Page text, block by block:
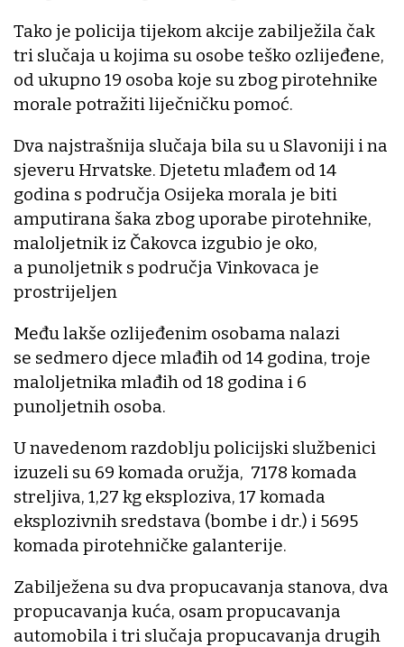
Tako je policija tijekom akcije zabilježila čak
tri slučaja u kojima su osobe teško ozlijeđene,
od ukupno 19 osoba koje su zbog pirotehnike
morale potražiti liječničku pomoć.
Dva najstrašnija slučaja bila su u Slavoniji i na
sjeveru Hrvatske. Djetetu mlađem od 14
godina s područja Osijeka morala je biti
amputirana šaka zbog uporabe pirotehnike,
maloljetnik iz Čakovca izgubio je oko,
a punoljetnik s područja Vinkovaca je
prostrijeljen
Među lakše ozlijeđenim osobama nalazi
se sedmero djece mlađih od 14 godina, troje
maloljetnika mlađih od 18 godina i 6
punoljetnih osoba.
U navedenom razdoblju policijski službenici
izuzeli su 69 komada oružja, 7178 komada
streljiva, 1,27 kg eksploziva, 17 komada
eksplozivnih sredstava (bombe i dr.) i 5695
komada pirotehničke galanterije.
Zabilježena su dva propucavanja stanova, dva
propucavanja kuća, osam propucavanja
automobila i tri slučaja propucavanja drugih